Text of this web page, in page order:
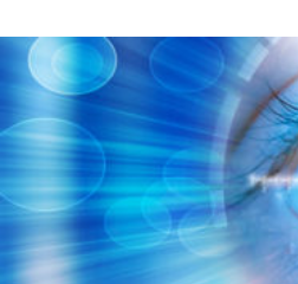
to
contentvinivida.lk